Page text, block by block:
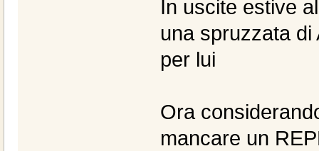
In uscite estive
una spruzzata
per lui
Ora
mancare un